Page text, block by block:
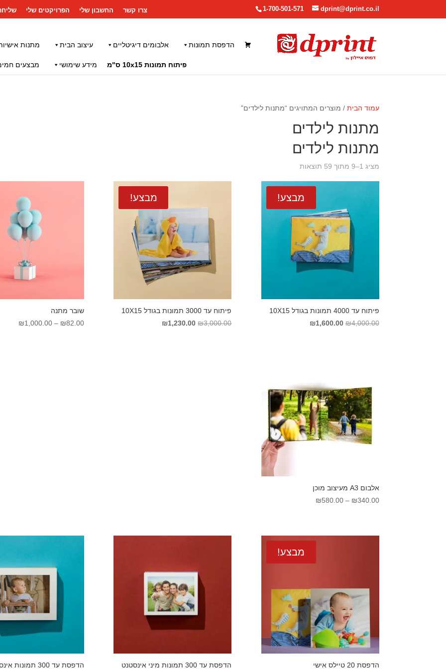
1-700-501-571 dprint@dprint.co.il צרו קשר החשבון שלי הפרויקטים שלי
הדפסת תמונות אלבומים דיגיטליים עיצוב הבית מתנות
פיתוח תמונות 10x15 ס"מ מידע שימושי מבצעים
עמוד הבית / מוצרים המתויגים “מתנות לילדים”
מתנות לילדים
מתנות לילדים
מציג 1–9 מתוך 59 תוצאות
ממוין
מחיר:
מהיקר
לזול
מבצע!
פיתוח עד 4000 תמונות בגודל 10X15
₪4,000.00
המחיר
₪1,600.00
מבצע!
פיתוח עד 3000 תמונות בגודל 10X15
₪3,000.00
המחיר
₪1,230.00
המחיר
שובר מתנה
₪82.00
–
₪1,000.00
טווח
אלבום A3 מעיצוב מוכן
₪340.00
–
₪580.00
עד
מבצע!
הדפסת 20 טיילס אישי
הדפסת עד 300 תמונות מיני אינסטנט
הדפסת עד 300 תמונות אינסטנט